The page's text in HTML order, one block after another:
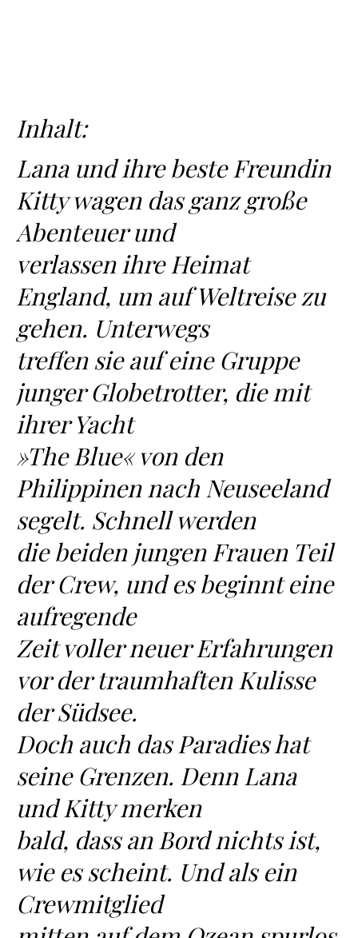
Inhalt:
Lana und ihre beste Freundin
Kitty wagen das ganz große
Abenteuer und
verlassen ihre Heimat
England, um auf Weltreise zu
gehen. Unterwegs
treffen sie auf eine Gruppe
junger Globetrotter, die mit
ihrer Yacht
»The Blue« von den
Philippinen nach Neuseeland
segelt. Schnell werden
die beiden jungen Frauen Teil
der Crew, und es beginnt eine
aufregende
Zeit voller neuer Erfahrungen
vor der traumhaften Kulisse
der Südsee.
Doch auch das Paradies hat
seine Grenzen. Denn Lana
und Kitty merken
bald, dass an Bord nichts ist,
wie es scheint. Und als ein
Crewmitglied